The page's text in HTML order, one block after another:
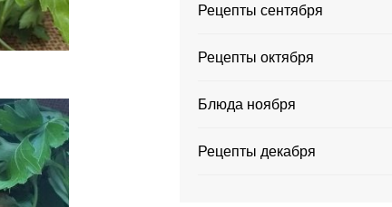
Рецепты сентября
Рецепты октября
Блюда ноября
Рецепты декабря